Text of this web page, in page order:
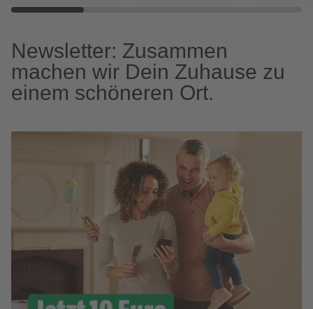
Newsletter: Zusammen
machen wir Dein Zuhause zu
einem schöneren Ort.